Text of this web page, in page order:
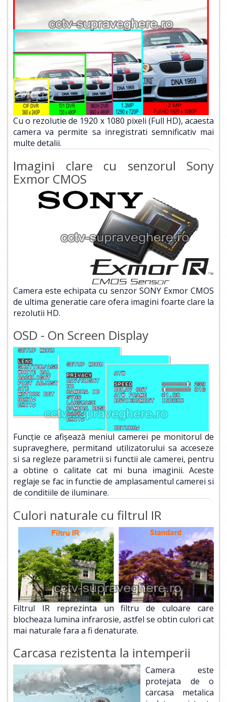
Cu o rezolutie de 1920 x 1080 pixeli (Full HD), acaesta
camera va permite sa inregistrati semnificativ mai
multe detalii.
Imagini clare cu senzorul Sony
Exmor CMOS
Camera este echipata cu senzor SONY Exmor CMOS
de ultima generatie care ofera imagini foarte clare la
rezolutii HD.
OSD - On Screen Display
Funcţie ce afişează meniul camerei pe monitorul de
supraveghere, permitand utilizatorului sa acceseze
si sa regleze parametrii si functii ale camerei, pentru
a obtine o calitate cat mi buna imaginii. Aceste
reglaje se fac in functie de amplasamentul camerei si
de conditiile de iluminare.
Culori naturale cu filtrul IR
Filtrul IR reprezinta un filtru de culoare care
blocheaza lumina infrarosie, astfel se obtin culori cat
mai naturale fara a fi denaturate.
Carcasa rezistenta la intemperii
Camera este
protejata de o
carcasa metalica